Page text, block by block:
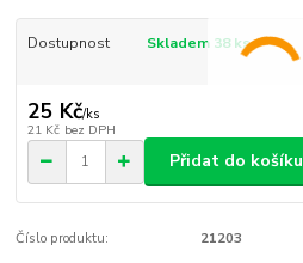
Dostupnost Skladem 38 ks
25 Kč/ks
21 Kč bez DPH
Přidat do košíku
Číslo produktu: 21203